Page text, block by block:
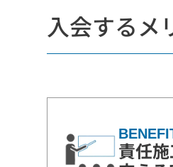
入会するメ
責任